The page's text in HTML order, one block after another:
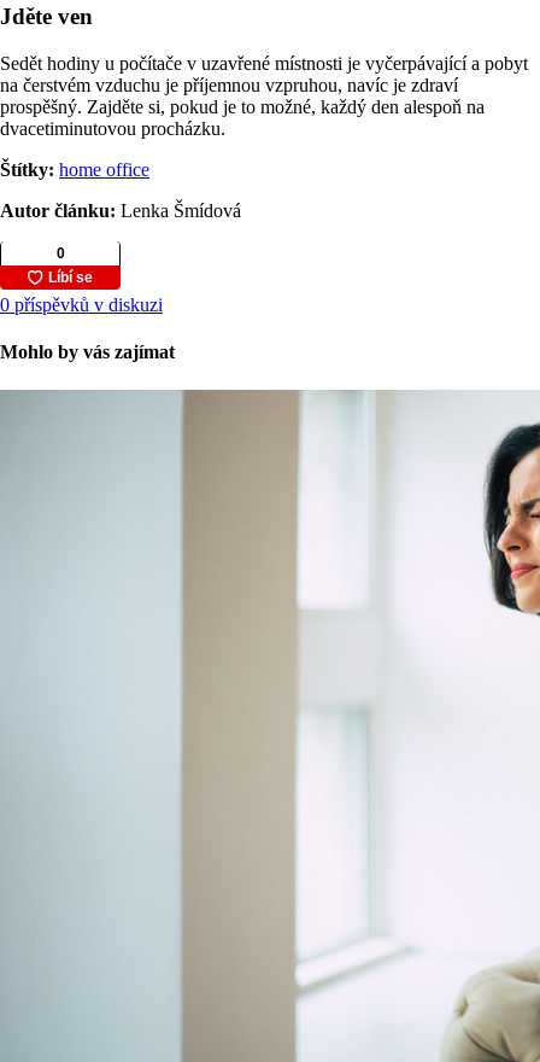
Jděte ven
Sedět hodiny u počítače v uzavřené místnosti je vyčerpávající a pobyt
na čerstvém vzduchu je příjemnou vzpruhou, navíc je zdraví
prospěšný. Zajděte si, pokud je to možné, každý den alespoň na
dvacetiminutovou procházku.
Štítky: home office
Autor článku: Lenka Šmídová
0 příspěvků v diskuzi
Mohlo by vás zajímat